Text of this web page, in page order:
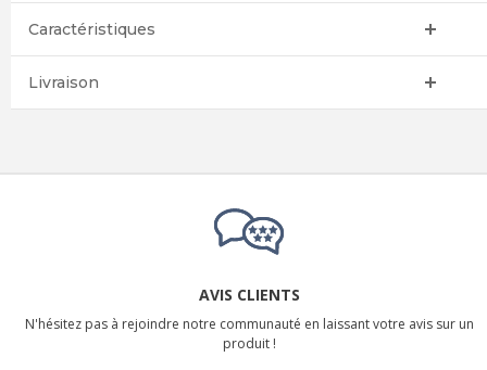
Caractéristiques
Livraison
AVIS CLIENTS
N'hésitez pas à rejoindre notre communauté en laissant votre avis sur un
produit !